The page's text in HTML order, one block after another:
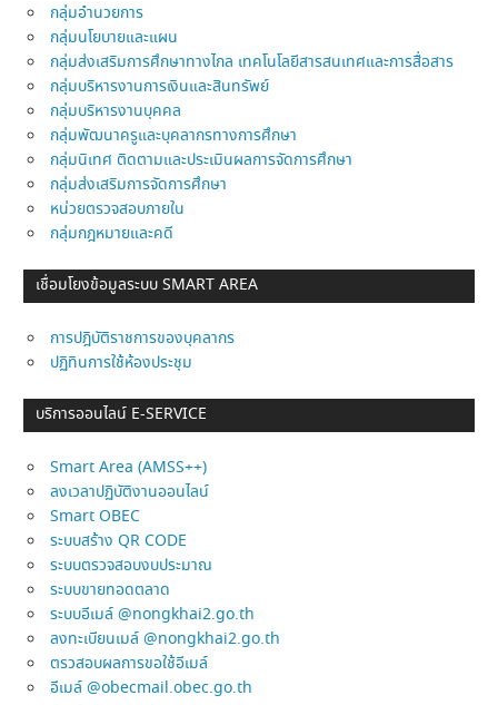
กลุ่มอำนวยการ
กลุ่มนโยบายและแผน
กลุ่มส่งเสริมการศึกษาทางไกล เทคโนโลยีสารสนเทศและการสื่อสาร
กลุ่มบริหารงานการเงินและสินทรัพย์
กลุ่มบริหารงานบุคคล
กลุ่มพัฒนาครูและบุคลากรทางการศึกษา
กลุ่มนิเทศ ติดตามและประเมินผลการจัดการศึกษา
กลุ่มส่งเสริมการจัดการศึกษา
หน่วยตรวจสอบภายใน
กลุ่มกฎหมายและคดี
เชื่อมโยงข้อมูลระบบ SMART AREA
การปฎิบัติราชการของบุคลากร
ปฏิทินการใช้ห้องประชุม
บริการออนไลน์ E-SERVICE
Smart Area (AMSS++)
ลงเวลาปฏิบัติงานออนไลน์
Smart OBEC
ระบบสร้าง QR CODE
ระบบตรวจสอบงบประมาณ
ระบบขายทอดตลาด
ระบบอีเมล์ @nongkhai2.go.th
ลงทะเบียนเมล์ @nongkhai2.go.th
ตรวสอบผลการขอใช้อีเมล์
อีเมล์ @obecmail.obec.go.th